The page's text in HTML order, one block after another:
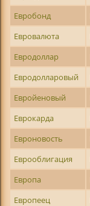
Евробонд
Евровалюта
Евродоллар
Евродолларовый
Евройеновый
Еврокарда
Евроновость
Еврооблигация
Европа
Европеец